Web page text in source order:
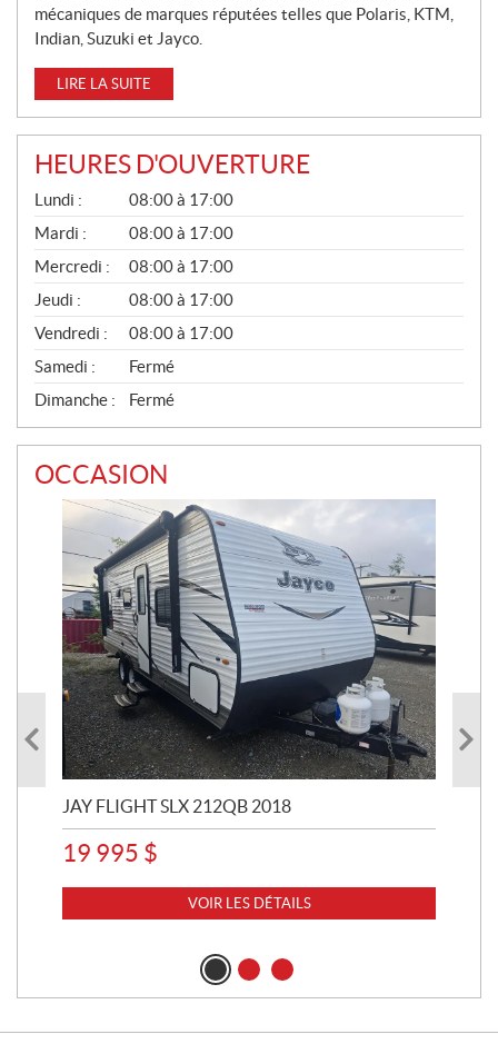
mécaniques de marques réputées telles que Polaris, KTM,
Indian, Suzuki et Jayco.
LIRE LA SUITE
HEURES D'OUVERTURE
G
É
N
É
R
A
L
Lundi :
08:00 à 17:00
Mardi :
08:00 à 17:00
Mercredi :
08:00 à 17:00
Jeudi :
08:00 à 17:00
Vendredi :
08:00 à 17:00
Samedi :
Fermé
Dimanche :
Fermé
OCCASION
JAY FLIGHT SLX 212QB 2018
19 995 $
VOIR LES DÉTAILS